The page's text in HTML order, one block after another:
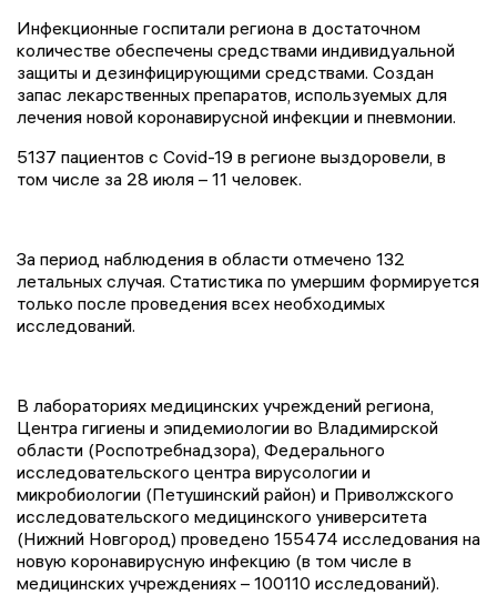
Инфекционные госпитали региона в достаточном
количестве обеспечены средствами индивидуальной
защиты и дезинфицирующими средствами. Создан
запас лекарственных препаратов, используемых для
лечения новой коронавирусной инфекции и пневмонии.
5137 пациентов с Covid-19 в регионе выздоровели, в
том числе за 28 июля – 11 человек.
За период наблюдения в области отмечено 132
летальных случая. Статистика по умершим формируется
только после проведения всех необходимых
исследований.
В лабораториях медицинских учреждений региона,
Центра гигиены и эпидемиологии во Владимирской
области (Роспотребнадзора), Федерального
исследовательского центра вирусологии и
микробиологии (Петушинский район) и Приволжского
исследовательского медицинского университета
(Нижний Новгород) проведено 155474 исследования на
новую коронавирусную инфекцию (в том числе в
медицинских учреждениях – 100110 исследований).